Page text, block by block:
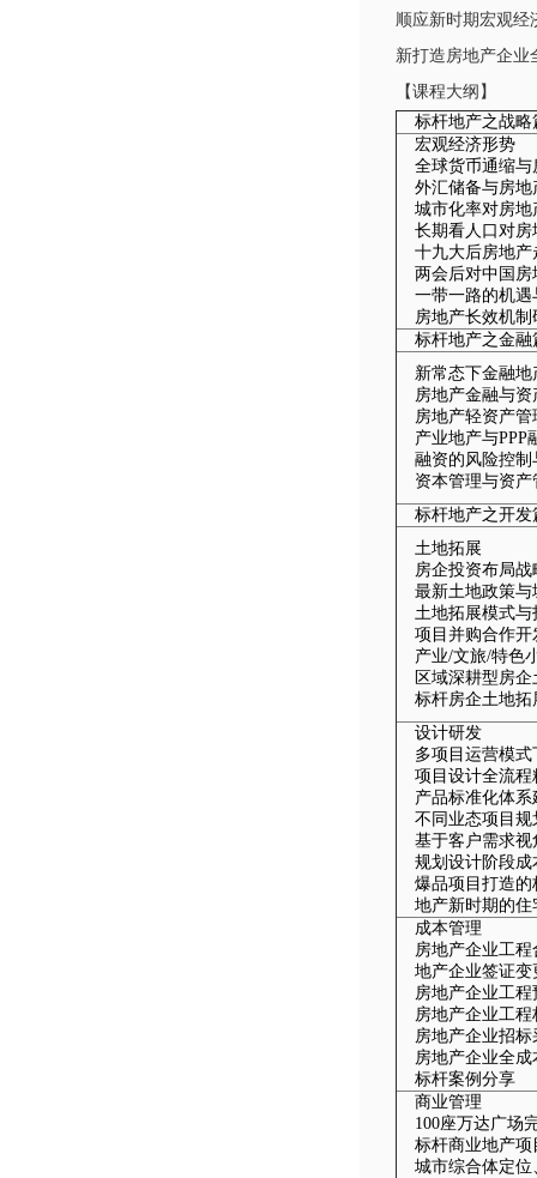
顺应新时期宏观经
新打造房地产企业
【课程大纲】
标杆地产之战略
宏观经济形势
全球货币通缩
外汇储备与房
城市化率对房
长期看人口对
十九大后房地产
两会后对中国
一带一路的机遇
房地产长效机
标杆地产之金融
新常态下金融
房地产金融与资
房地产轻资产
产业地产与PPP
融资的风险控制
资本管理与资
标杆地产之开发
土地拓展
房企投资布局
最新土地政策
土地拓展模式
项目并购合作
产业/文旅/特色
区域深耕型房
标杆房企土地
设计研发
多项目运营模
项目设计全流
产品标准化体
不同业态项目规
基于客户需求
规划设计阶段
爆品项目打造
地产新时期的
成本管理
房地产企业工
地产企业签证
房地产企业工
房地产企业工
房地产企业招
房地产企业全
标杆案例分享
商业管理
100座万达广场
标杆商业地产
城市综合体定